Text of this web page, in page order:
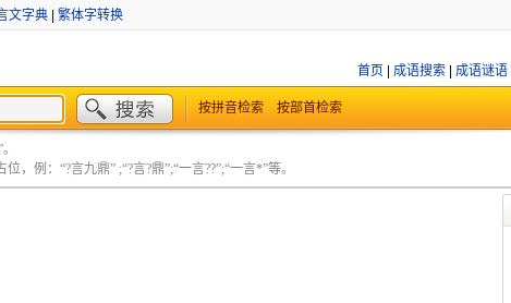
文字典| 繁体字转换
首页 成语搜索| 成语谜语|
按拼音检索 按部首检索
例：“?言九鼎” ;“?言?鼎”;“一言??”;“一言*”等。